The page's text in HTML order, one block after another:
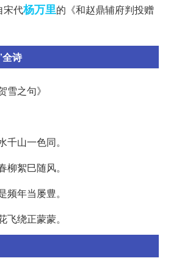
宋代杨万里的《和赵鼎辅府判投赠
全诗
雪之句》
山一色同。
絮巳随风。
年当屡豊。
绕正蒙蒙。